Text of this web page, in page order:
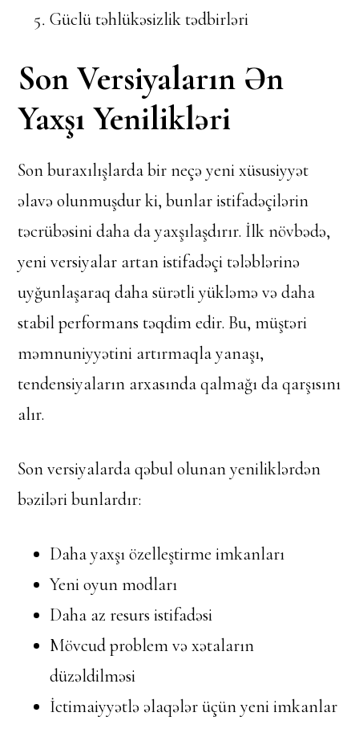
Güclü təhlükəsizlik tədbirləri
Son Versiyaların Ən
Yaxşı Yenilikləri
Son buraxılışlarda bir neçə yeni xüsusiyyət
əlavə olunmuşdur ki, bunlar istifadəçilərin
təcrübəsini daha da yaxşılaşdırır. İlk növbədə,
yeni versiyalar artan istifadəçi tələblərinə
uyğunlaşaraq daha sürətli yükləmə və daha
stabil performans təqdim edir. Bu, müştəri
məmnuniyyətini artırmaqla yanaşı,
tendensiyaların arxasında qalmağı da qarşısını
alır.
Son versiyalarda qəbul olunan yeniliklərdən
bəziləri bunlardır:
Daha yaxşı özelleştirme imkanları
Yeni oyun modları
Daha az resurs istifadəsi
Mövcud problem və xətaların
düzəldilməsi
İctimaiyyətlə əlaqələr üçün yeni imkanlar